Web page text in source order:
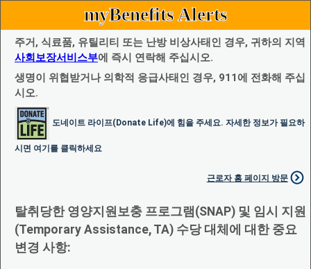
myBenefits Alerts
주거, 식료품, 유틸리티 또는 난방 비상사태인 경우, 귀하의 지역
사회보장서비스부에 즉시 연락해 주십시오.
생명이 위협받거나 의학적 응급사태인 경우, 911에 전화해 주십
시오.
도네이트 라이프(Donate Life)에 힘을 주세요. 자세한 정보가 필요하
시면 여기를 클릭하세요
근로자 홈 페이지 방문
탈취당한 영양지원보충 프로그램(SNAP) 및 임시 지원
(Temporary Assistance, TA) 수당 대체에 대한 중요
변경 사항: